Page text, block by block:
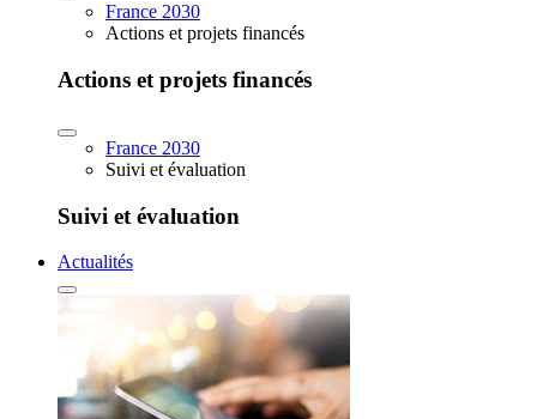
France 2030
Actions et projets financés
Actions et projets financés
France 2030
Suivi et évaluation
Suivi et évaluation
Actualités